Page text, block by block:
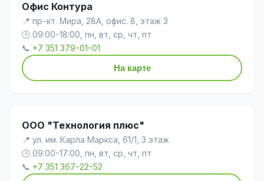
Офис Контура
📍 пр-кт. Мира, 28А, офис. 8, этаж 3
🕒 09:00-18:00, пн, вт, ср, чт, пт
📞 +7 351 379-01-01
На карте
ООО "Технология плюс"
📍 ул. им. Карла Маркса, 61/1, 3 этаж
🕒 09:00-17:00, пн, вт, ср, чт, пт
📞 +7 351 367-22-52